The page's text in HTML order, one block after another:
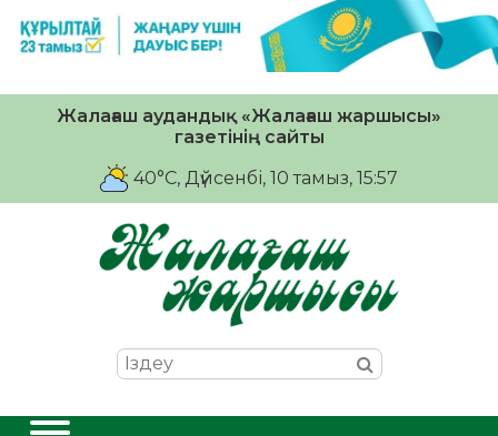
Жалағаш аудандық «Жалағаш жаршысы»
газетінің сайты
40°C, Дүйсенбі, 10 тамыз, 15:57